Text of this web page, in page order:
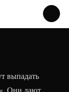
выпадать
«. Они дают